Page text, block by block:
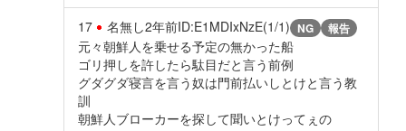
17 名無し2年前ID:E1MDIxNzE(1/1) NG 報告
元々朝鮮人を乗せる予定の無かった船
ゴリ押しを許したら駄目だと言う前例
グダグダ寝言を言う奴は門前払いしとけと言う教
訓
朝鮮人ブローカーを探して聞いとけってぇの